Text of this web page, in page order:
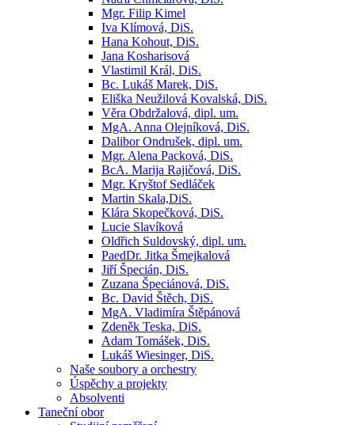
Mgr. Filip Kimel
Iva Klímová, DiS.
Hana Kohout, DiS.
Jana Kosharisová
Vlastimil Král, DiS.
Bc. Lukáš Marek, DiS.
Eliška Neužilová Kovalská, DiS.
Věra Obdržalová, dipl. um.
MgA. Anna Olejníková, DiS.
Dalibor Ondrušek, dipl. um.
Mgr. Alena Packová, DiS.
BcA. Marija Rajičová, DiS.
Mgr. Kryštof Sedláček
Martin Skala,DiS.
Klára Skopečková, DiS.
Lucie Slavíková
Oldřich Suldovský, dipl. um.
PaedDr. Jitka Šmejkalová
Jiří Špecián, DiS.
Zuzana Špeciánová, DiS.
Bc. David Štěch, DiS.
MgA. Vladimíra Štěpánová
Zdeněk Teska, DiS.
Adam Tomášek, DiS.
Lukáš Wiesinger, DiS.
Naše soubory a orchestry
Úspěchy a projekty
Absolventi
Taneční obor